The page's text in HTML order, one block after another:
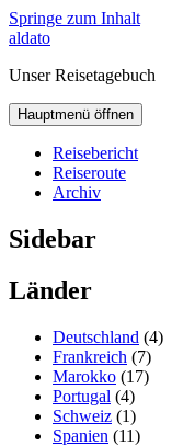
Springe zum Inhalt
aldato
Unser Reisetagebuch
Hauptmenü öffnen
Reisebericht
Reiseroute
Archiv
Sidebar
Länder
Deutschland (4)
Frankreich (7)
Marokko (17)
Portugal (4)
Schweiz (1)
Spanien (11)